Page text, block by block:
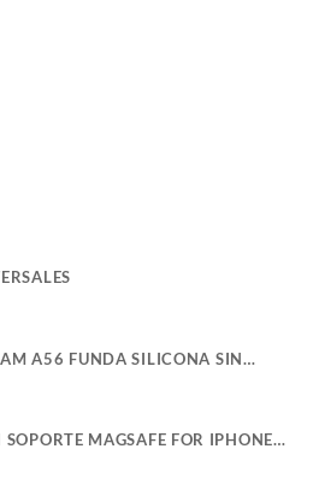
A56 FUNDA SILICONA SIN
SAMSUNG
SOPORTE MAGSAFE FOR IPHONE
MAGSAFE